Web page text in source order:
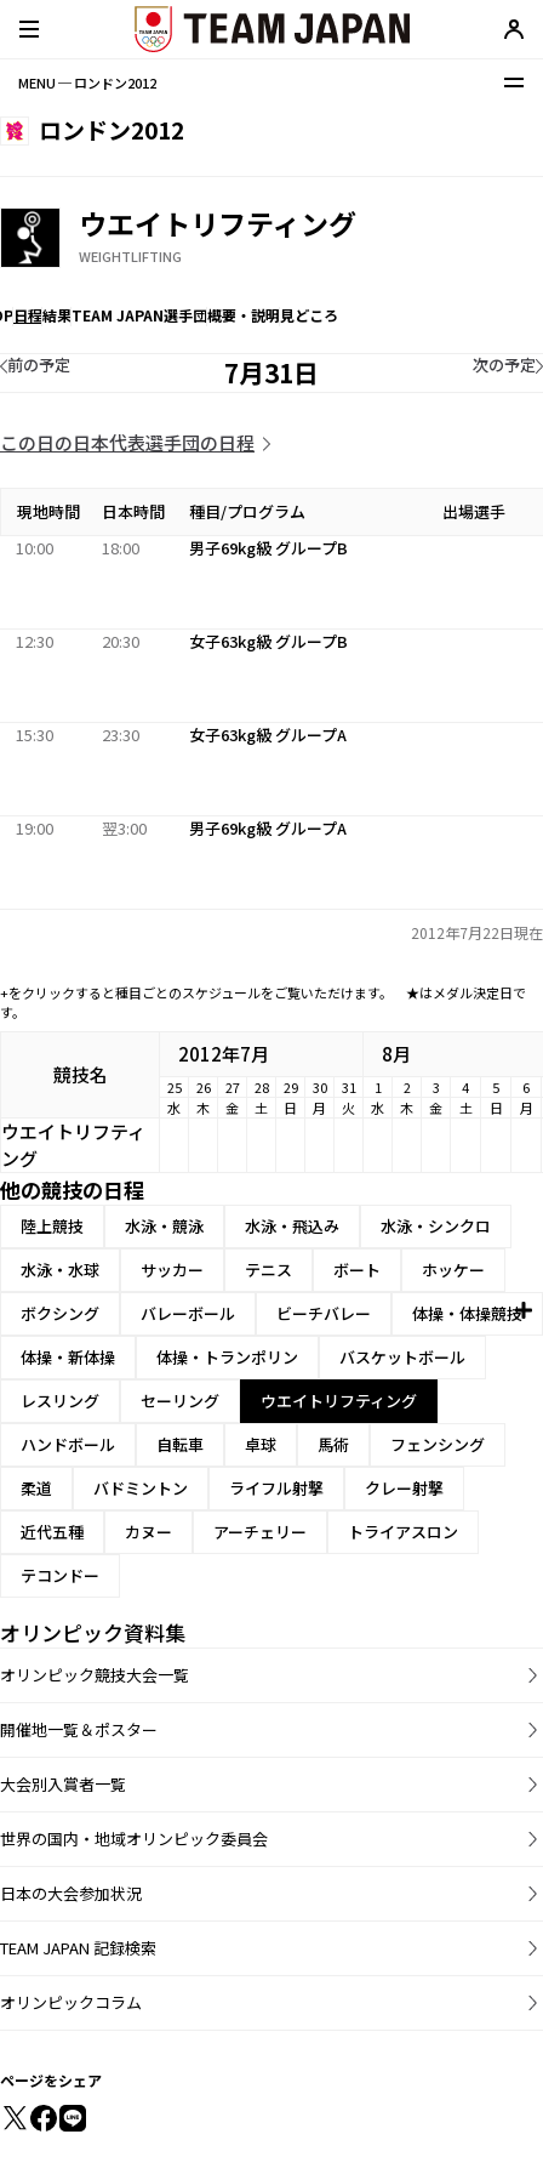
MENU ─ ロンドン2012
ロンドン2012
ウエイトリフティング
WEIGHTLIFTING
日程結果TEAM JAPAN選手団概要・説明見どころ
7月31日
前の予定 次の予定
この日の日本代表選手団の日程
現地時間 日本時間 種目/プログラム
出場選手
10:00
18:00 男子69kg級 グループB
12:30 20:30 女子63kg級 グループB
15:30 23:30 女子63kg級 グループA
19:00 翌3:00 男子69kg級 グループA
2012年7月22日現在
+をクリックすると種目ごとのスケジュールをご覧いただけます。 ★はメダル決定日で
す。
競技名
2012年7月 8月
25 26 27 28 29 30 31 1 2 3 4 5
6
水
木 金 土 日 月 火 水 木 金 土 日 月
ウエイトリフティ
ング
他の競技の日程
陸上競技 水泳・競泳 水泳・飛込み
水泳・シンクロ
水泳・水球
サッカー テニス ボート
ホッケー
ボクシング
バレーボール ビーチバレー
体操・体操競技
体操・新体操
体操・トランポリン
バスケットボール
レスリング
セーリング
ウエイトリフティング
ハンドボール
自転車 卓球 馬術
フェンシング
柔道
バドミントン ライフル射撃
クレー射撃
近代五種
カヌー アーチェリー
トライアスロン
テコンドー
オリンピック資料集
オリンピック競技大会一覧
開催地一覧＆ポスター
大会別入賞者一覧
世界の国内・地域オリンピック委員会
日本の大会参加状況
TEAM JAPAN 記録検索
オリンピックコラム
ページをシェア